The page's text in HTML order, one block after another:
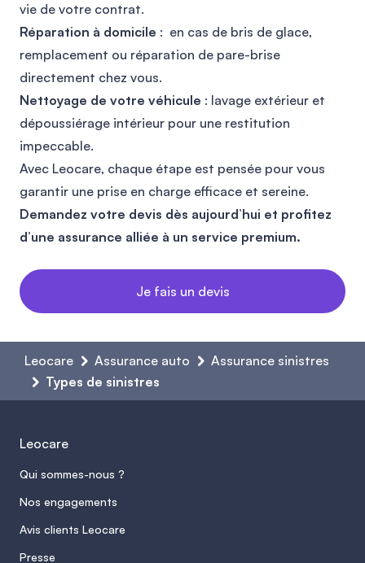
vie de votre contrat.
Réparation à domicile : en cas de bris de glace,
remplacement ou réparation de pare-brise
directement chez vous.
Nettoyage de votre véhicule : lavage extérieur et
dépoussiérage intérieur pour une restitution
impeccable.
Avec Leocare, chaque étape est pensée pour vous
garantir une prise en charge efficace et sereine.
Demandez votre devis dès aujourd’hui et profitez
d’une assurance alliée à un service premium.
Je fais un devis
Leocare Assurance auto
Assurance sinistres
Types de sinistres
Leocare
Qui sommes-nous ?
Nos engagements
Avis clients Leocare
Presse